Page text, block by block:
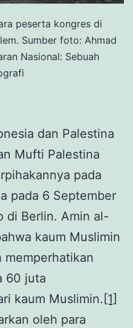
peserta kongres di
Sumber foto: Ahmad
Nasional: Sebuah
dan Palestina
Mufti Palestina
pada
pada 6 September
di Berlin. Amin al-
kaum Muslimin
memperhatikan
60 juta
kaum Muslimin. [1]
oleh para